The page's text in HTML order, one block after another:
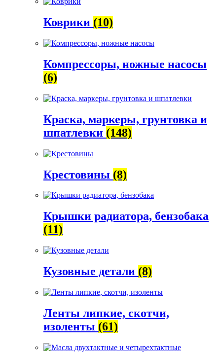
Коврики (10)
Компрессоры, ножные насосы
(6)
Краска, маркеры, грунтовка и
шпатлевки (148)
Крестовины (8)
Крышки радиатора, бензобака
(11)
Кузовные детали (8)
Ленты липкие, скотчи,
изоленты (61)